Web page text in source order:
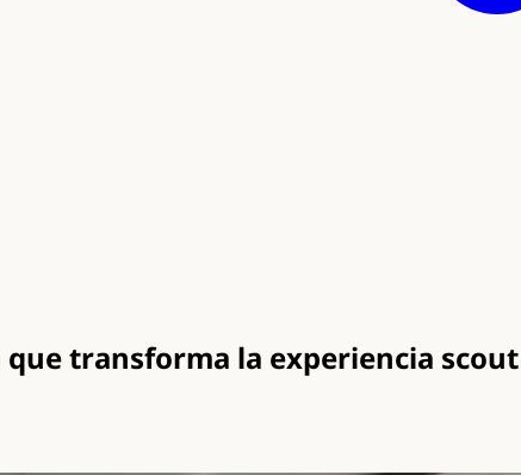
transforma la experiencia scout